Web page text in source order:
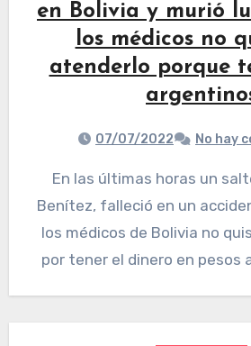
en Bolivia y murió
los médicos no
atenderlo porque
07/07/2022 No hay
En las últimas horas un salteño, Alejandro
Benítez, falleció en un
los médicos de Bolivia no
por tener el dinero en pesos